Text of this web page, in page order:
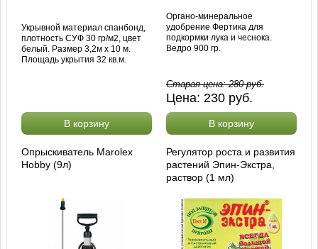
Укрывной материал спанбонд,
плотность СУФ 30 гр/м2, цвет
белый. Размер 3,2м х 10 м.
Площадь укрытия 32 кв.м.
В корзину
Органо-минеральное
удобрение Фертика для
подкормки лука и чеснока.
Ведро 900 гр.
Старая цена:280руб.
Цена: 230 руб.
В корзину
Опрыскиватель Marolex
Hobby (9л)
Регулятор роста и развития
растений Эпин-Экстра,
раствор (1 мл)